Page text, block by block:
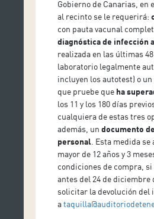
Gobierno de Canarias, en
al recinto se le requerirá:
con pauta vacunal
diagnóstica de infección
realizada en las últimas
laboratorio legalmente
incluyen los autotest) o
que pruebe que ha
los 11 y los 180 días
cualquiera de estas tres
además, undocumento
personal . Esta medida
mayor de 12 años y 3
condiciones de compra,
antes del 24 de diciembre
solicitar la devolución del
a